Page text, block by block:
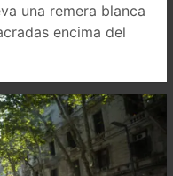
una remera blanca
encima del